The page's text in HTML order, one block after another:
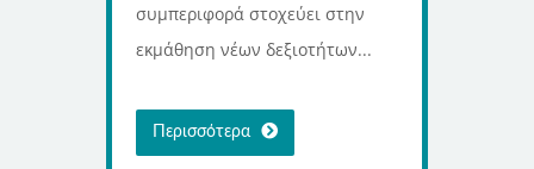
συμπεριφορά στοχεύει στην
εκμάθηση νέων δεξιοτήτων...
Περισσότερα